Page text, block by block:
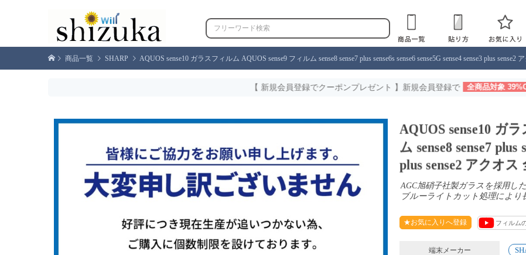
商品一覧 SHARP AQUOS sense10 ガラスフィルム AQUOS sense9 フィルム sense8 sense7 plus sense6s sense6 sense5G sense4 sense3 plus
【 新規会員登録でクーポンプレゼント 】新規会員登録で 全商品対象 39%OFFクーポン 配布
AQUOS sense10 ガ
ム sense8 sense7 plus
plus sense2 アクオ
AGC旭硝子社製ガラスを採用し
ブルーライトカット処理により
★お気に入りへ登録 フィルム
端末メーカー